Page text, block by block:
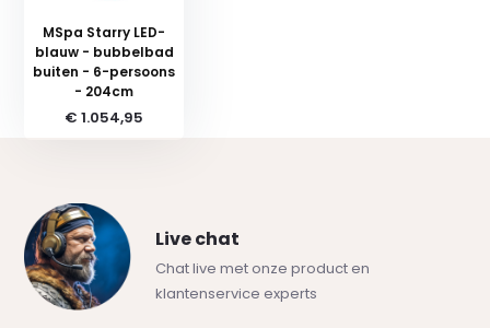
MSpa Starry LED-
blauw - bubbelbad
buiten - 6-persoons
- 204cm
€ 1.054,95
Live chat
Chat live met onze product en
klantenservice experts